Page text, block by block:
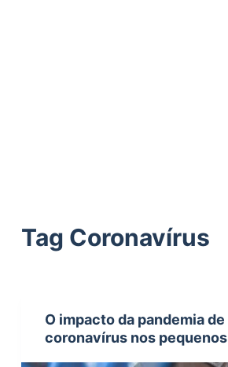
Tag Coronavírus
O impacto da pandemia de
coronavírus nos